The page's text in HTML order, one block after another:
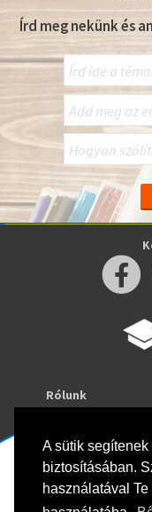
A sütik
biztosításában.
használatával
Írd meg nekünk és
Rólunk